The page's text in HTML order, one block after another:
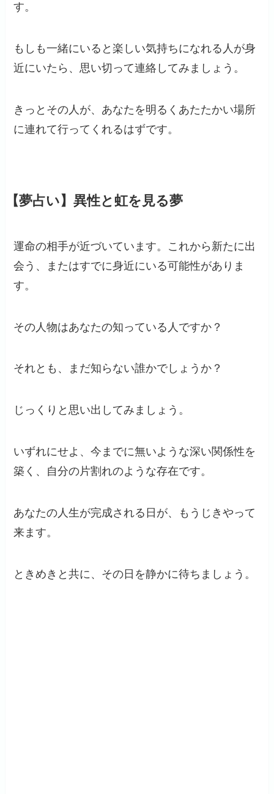
す。
もしも一緒にいると楽しい気持ちになれる人が身
近にいたら、思い切って連絡してみましょう。
きっとその人が、あなたを明るくあたたかい場所
に連れて行ってくれるはずです。
【夢占い】異性と虹を見る夢
運命の相手が近づいています。これから新たに出
会う、またはすでに身近にいる可能性がありま
す。
その人物はあなたの知っている人ですか？
それとも、まだ知らない誰かでしょうか？
じっくりと思い出してみましょう。
いずれにせよ、今までに無いような深い関係性を
築く、自分の片割れのような存在です。
あなたの人生が完成される日が、もうじきやって
来ます。
ときめきと共に、その日を静かに待ちましょう。